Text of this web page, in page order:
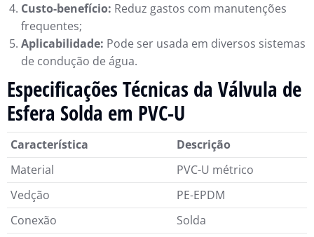
Custo-benefício: Reduz gastos com manutenções
frequentes;
Aplicabilidade: Pode ser usada em diversos sistemas
de condução de água.
Especificações Técnicas da Válvula de
Esfera Solda em PVC-U
Característica
Descrição
Material
PVC-U métrico
Vedção
PE-EPDM
Conexão
Solda